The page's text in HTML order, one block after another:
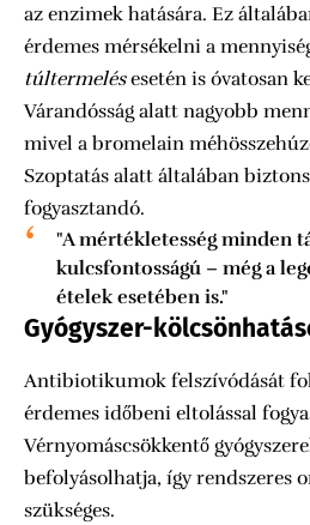
az enzimek hatására. Ez
érdemes mérsékelni a
túltermelésesetén is óvatosan
Várandósság alatt nagyobb
mivel a bromelain
Szoptatás alatt általában
fogyasztandó.
"A mértékletesség minden
kulcsfontosságú – még a
ételek esetében is."
Gyógyszer-
Antibiotikumok felszívódását
érdemes időbeni eltolással
Vérnyomáscsökkentő
befolyásolhatja, így rendszeres
szükséges.